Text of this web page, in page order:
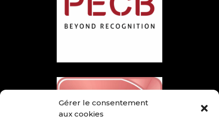
Gérer le consentement
aux cookies